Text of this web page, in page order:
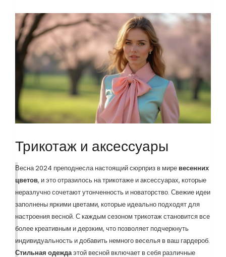
Трикотаж и аксессуары
Весна 2024 преподнесла настоящий сюрприз в мире весенних
цветов, и это отразилось на трикотаже и аксессуарах, которые
неразлучно сочетают утонченность и новаторство. Свежие идеи
заполнены яркими цветами, которые идеально подходят для
настроения весной. С каждым сезоном трикотаж становится все
более креативным и дерзким, что позволяет подчеркнуть
индивидуальность и добавить немного веселья в ваш гардероб.
Стильная одеждаэтой весной включает в себя различные